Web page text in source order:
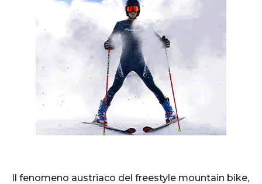
Il fenomeno austriaco del freestyle mountain bike,